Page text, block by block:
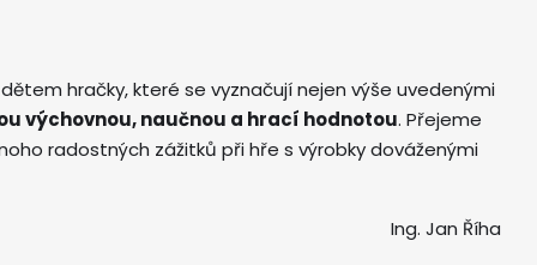
hračky, které se vyznačují nejen výše uvedenými
výchovnou, naučnou a hrací hodnotou. Přejeme
radostných zážitků při hře s výrobky dováženými
Ing. Jan Říha